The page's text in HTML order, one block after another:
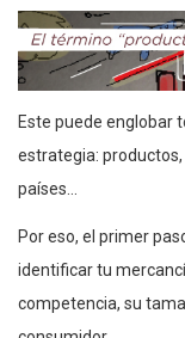
Este puede englobar
estrategia: productos,
países…
Por eso, el primer
identificar tu
competencia, su